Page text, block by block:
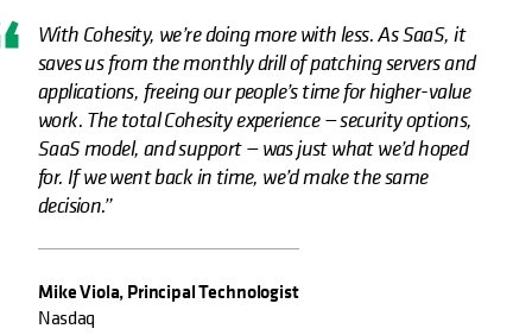
With Cohesity, we’re doing more with less. As SaaS, it
saves us from the monthly drill of patching servers and
applications, freeing our people’s time for higher-value
work. The total Cohesity experience — security options,
SaaS model, and support — was just what we’d hoped
for. If we went back in time, we’d make the same
decision.”
Mike Viola, Principal Technologist
Nasdaq